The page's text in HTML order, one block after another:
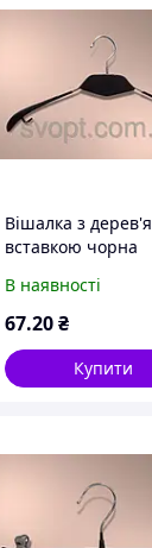
Вішалка з
вставкою чорна
В наявності
67.20₴
Купити